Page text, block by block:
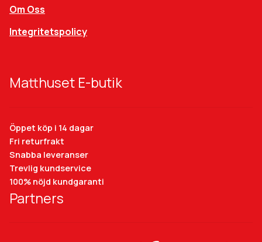
Om Oss
Integritetspolicy
Matthuset E-butik
Öppet köp i 14 dagar
Fri returfrakt
Snabba leveranser
Trevlig kundservice
100% nöjd kundgaranti
Partners